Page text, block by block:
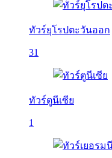
ทัวร์ยุโรปตะวันออก
31
ทัวร์ตูนีเซีย
1